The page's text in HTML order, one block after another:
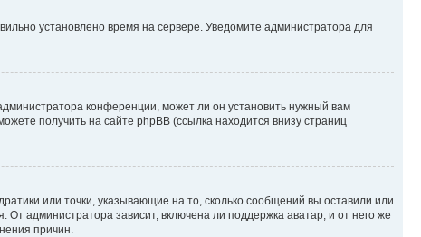
установлено время на сервере. Уведомите администратора для
конференции, может ли он установить нужный вам
получить на сайте phpBB (ссылка находится внизу страниц
или точки, указывающие на то, сколько сообщений вы оставили или
администратора зависит, включена ли поддержка аватар, и от него же
причин.